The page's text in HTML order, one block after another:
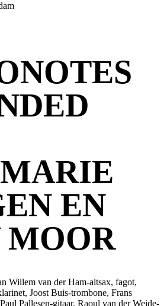
EN
MOOR
Willem van der Ham-altsax, fagot,
Joost Buis-trombone, Frans
Pallesen-gitaar, Raoul van der Weide-